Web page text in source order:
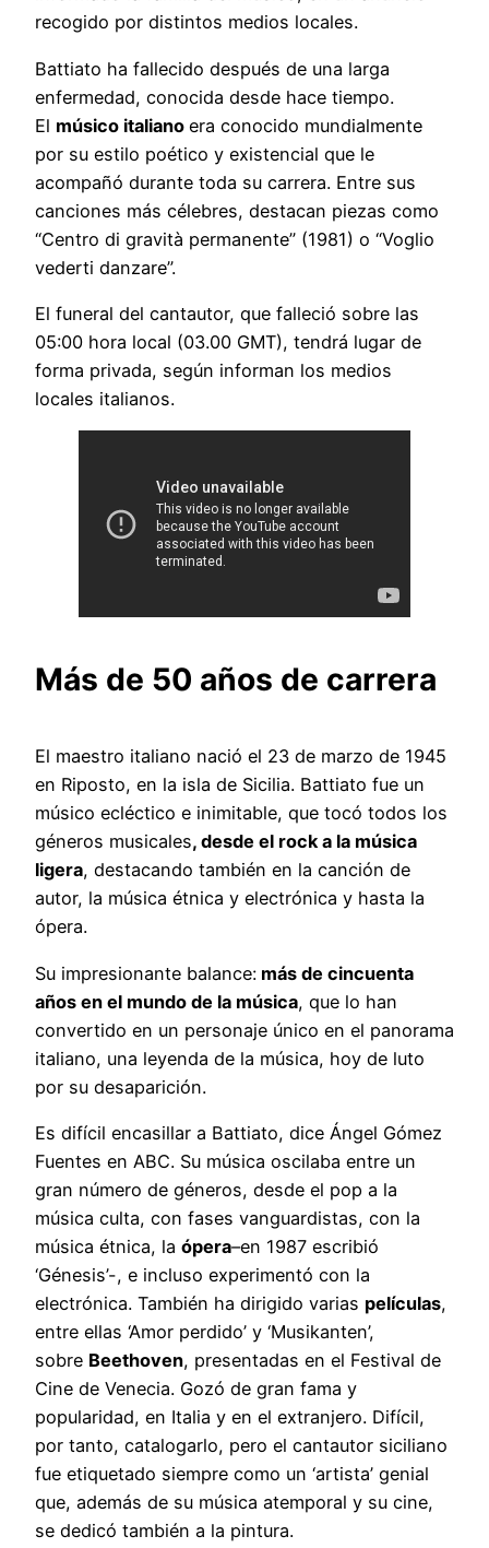
recogido por distintos medios locales.
Battiato ha fallecido después de una larga
enfermedad, conocida desde hace tiempo.
El músico italiano era conocido mundialmente
por su estilo poético y existencial que le
acompañó durante toda su carrera. Entre sus
canciones más célebres, destacan piezas como
“Centro di gravità permanente” (1981) o “Voglio
vederti danzare”.
El funeral del cantautor, que falleció sobre las
05:00 hora local (03.00 GMT), tendrá lugar de
forma privada, según informan los medios
locales italianos.
Más de 50 años de carrera
El maestro italiano nació el 23 de marzo de 1945
en Riposto, en la isla de Sicilia. Battiato fue un
músico ecléctico e inimitable, que tocó todos los
géneros musicales, desde el rock a la música
ligera, destacando también en la canción de
autor, la música étnica y electrónica y hasta la
ópera.
Su impresionante balance: más de cincuenta
años en el mundo de la música, que lo han
convertido en un personaje único en el panorama
italiano, una leyenda de la música, hoy de luto
por su desaparición.
Es difícil encasillar a Battiato, dice Ángel Gómez
Fuentes en ABC. Su música oscilaba entre un
gran número de géneros, desde el pop a la
música culta, con fases vanguardistas, con la
música étnica, la ópera–en 1987 escribió
‘Génesis’-, e incluso experimentó con la
electrónica. También ha dirigido varias películas,
entre ellas ‘Amor perdido’ y ‘Musikanten’,
sobre Beethoven, presentadas en el Festival de
Cine de Venecia. Gozó de gran fama y
popularidad, en Italia y en el extranjero. Difícil,
por tanto, catalogarlo, pero el cantautor siciliano
fue etiquetado siempre como un ‘artista’ genial
que, además de su música atemporal y su cine,
se dedicó también a la pintura.